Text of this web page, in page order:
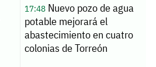
17:48Nuevo pozo de agua
potable mejorará el
abastecimiento en cuatro
colonias de Torreón